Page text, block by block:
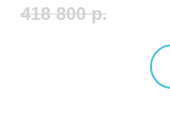
418 800 р.